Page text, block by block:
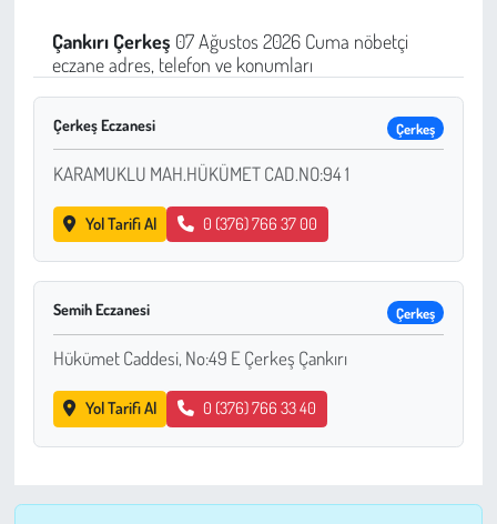
Çankırı Çerkeş 07 Ağustos 2026 Cuma nöbetçi
eczane adres, telefon ve konumları
Çerkeş Eczanesi Çerkeş
KARAMUKLU MAH.HÜKÜMET CAD.NO:94 1
Yol Tarifi Al 0 (376) 766 37 00
Semih Eczanesi Çerkeş
Hükümet Caddesi, No:49 E Çerkeş Çankırı
Yol Tarifi Al 0 (376) 766 33 40
Sağlık
Kadın
Emek
Spor
Çocuk
Kültür Sanat